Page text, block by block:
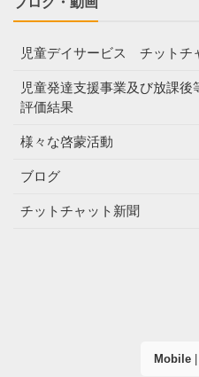
児童デイサービス チットチ
児童発達支援事業及び放課
評価結果
様々な啓蒙活動
ブログ
チットチャット新聞
Mobile|